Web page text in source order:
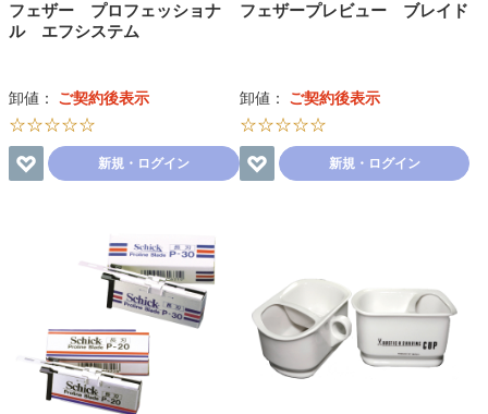
フェザー プロフェッショナ
ル エフシステム
卸値： ご契約後表示
☆☆☆☆☆
新規・ログイン
フェザープレビュー ブレイド
卸値： ご契約後表示
☆☆☆☆☆
新規・ログイン